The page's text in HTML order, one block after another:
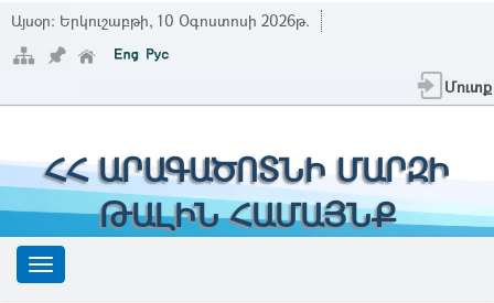
Այսօր: Երկուշաբթի, 10 Օգոստոսի 2026թ.
Մուտք
ՀՀ ԱՐԱԳԱԾՈՏՆԻ ՄԱՐԶԻ
ԹԱԼԻՆ ՀԱՄԱՅՆՔ